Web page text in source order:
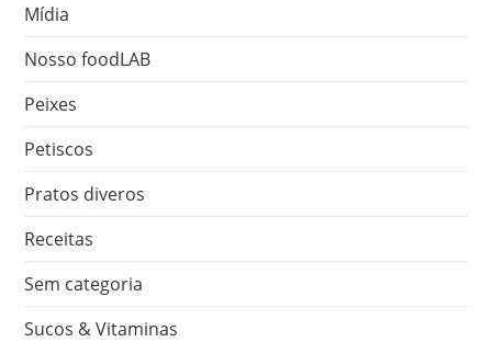
Mídia
Nosso foodLAB
Peixes
Petiscos
Pratos diveros
Receitas
Sem categoria
Sucos & Vitaminas